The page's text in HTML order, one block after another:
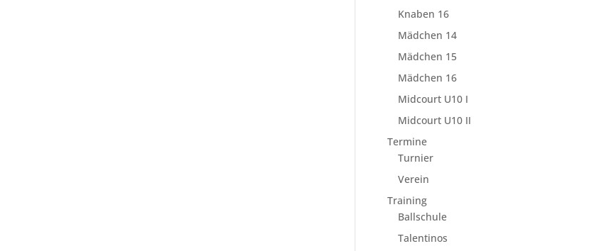
Knaben 16
Mädchen 14
Mädchen 15
Mädchen 16
Midcourt U10 I
Midcourt U10 II
Termine
Turnier
Verein
Training
Ballschule
Talentinos